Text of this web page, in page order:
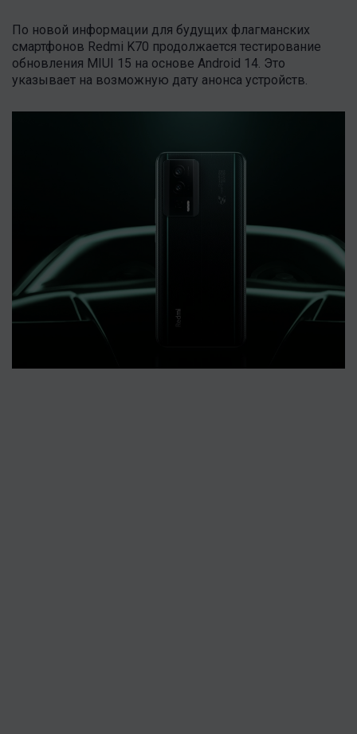
По новой информации для будущих флагманских
смартфонов Redmi K70 продолжается тестирование
обновления MIUI 15 на основе Android 14. Это
указывает на возможную дату анонса устройств.